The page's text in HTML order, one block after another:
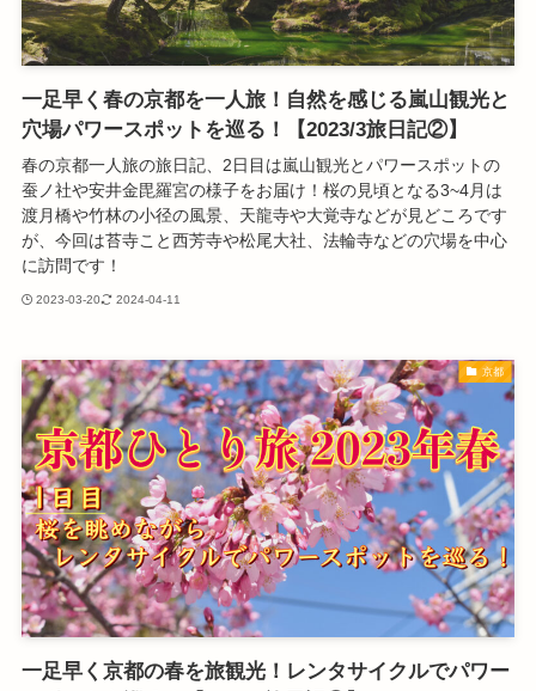
一足早く春の京都を一人旅！自然を感じる嵐山観光と
穴場パワースポットを巡る！【2023/3旅日記②】
春の京都一人旅の旅日記、2日目は嵐山観光とパワースポットの
蚕ノ社や安井金毘羅宮の様子をお届け！桜の見頃となる3~4月は
渡月橋や竹林の小径の風景、天龍寺や大覚寺などが見どころです
が、今回は苔寺こと西芳寺や松尾大社、法輪寺などの穴場を中心
に訪問です！
2023-03-20 2024-04-11
京都
一足早く京都の春を旅観光！レンタサイクルでパワー